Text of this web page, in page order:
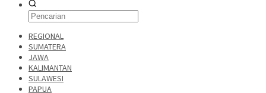
REGIONAL
SUMATERA
JAWA
KALIMANTAN
SULAWESI
PAPUA